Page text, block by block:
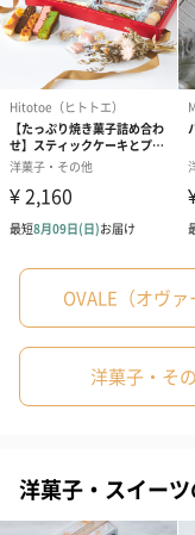
OVALE（オヴ
洋菓子・そ
洋菓子・スイー